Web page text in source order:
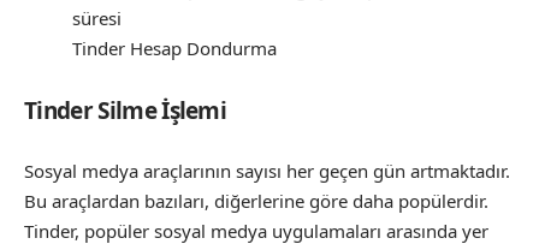
Tinder Hesap Dondurma
Tinder Silme İşlemi
Sosyal medya araçlarının sayısı her geçen gün artmaktadır.
Bu araçlardan bazıları, diğerlerine göre daha popülerdir.
Tinder, popüler sosyal medya uygulamaları arasında yer